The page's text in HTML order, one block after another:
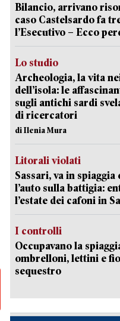
Bilancio, arrivano
caso Castelsardo fa
l’Esecutivo – Ecco
Lo studio
Archeologia, la vita
dell’isola: le
sugli antichi sardi
di ricercatori
di Ilenia Mura
Litorali violati
Sassari, va in spiaggia
l’auto sulla battigia:
l’estate dei cafoni in
I controlli
Occupavano la
ombrelloni, lettini e
sequestro